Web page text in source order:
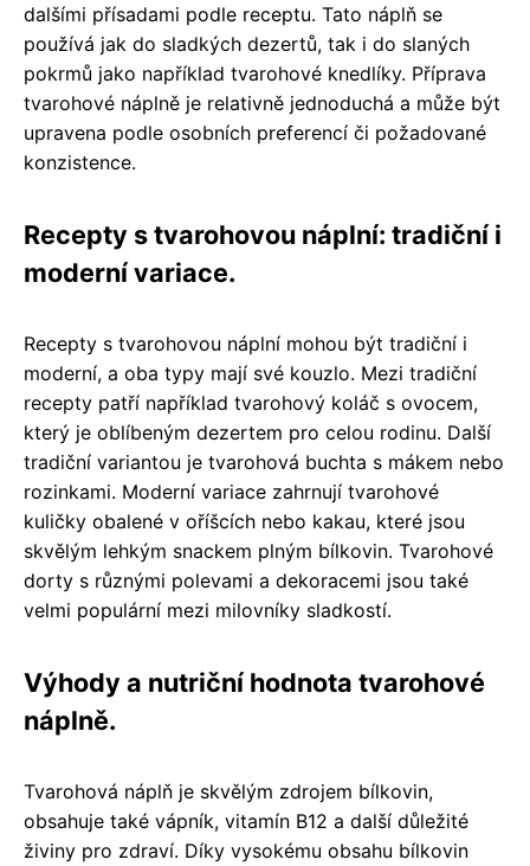
dalšími přísadami podle receptu. Tato náplň se
používá jak do sladkých dezertů, tak i do slaných
pokrmů jako například tvarohové knedlíky. Příprava
tvarohové náplně je relativně jednoduchá a může být
upravena podle osobních preferencí či požadované
konzistence.
Recepty s tvarohovou náplní: tradiční i
moderní variace.
Recepty s tvarohovou náplní mohou být tradiční i
moderní, a oba typy mají své kouzlo. Mezi tradiční
recepty patří například tvarohový koláč s ovocem,
který je oblíbeným dezertem pro celou rodinu. Další
tradiční variantou je tvarohová buchta s mákem nebo
rozinkami. Moderní variace zahrnují tvarohové
kuličky obalené v oříšcích nebo kakau, které jsou
skvělým lehkým snackem plným bílkovin. Tvarohové
dorty s různými polevami a dekoracemi jsou také
velmi populární mezi milovníky sladkostí.
Výhody a nutriční hodnota tvarohové
náplně.
Tvarohová náplň je skvělým zdrojem bílkovin,
obsahuje také vápník, vitamín B12 a další důležité
živiny pro zdraví. Díky vysokému obsahu bílkovin